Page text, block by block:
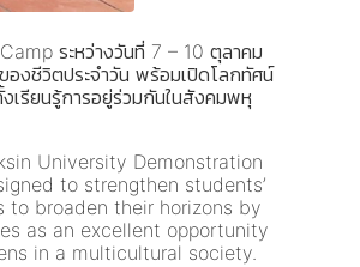
ระหว่างวันที่ 7 – 10 ตุลาคม
องชีวิตประจำวัน พร้อมเปิดโลกทัศน์
เรียนรู้การอยู่ร่วมกันในสังคมพหุ
University Demonstration
to strengthen students’
to broaden their horizons by
as an excellent opportunity
in a multicultural society.